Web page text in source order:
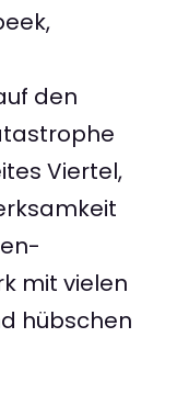
den
Viertel,
mit vielen
hübschen